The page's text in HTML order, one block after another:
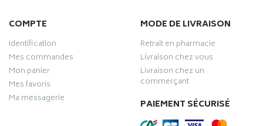
COMPTE
Identification
Mes commandes
Mon panier
Mes favoris
Ma messagerie
MODE DE LIVRAISON
Retrait en pharmacie
Livraison chez vous
Livraison chez un
commerçant
PAIEMENT SÉCURISÉ